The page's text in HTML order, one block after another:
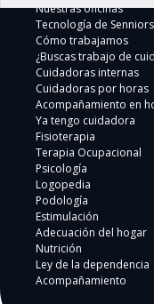
Nuestras oficinas
Tecnología de Senniors
Cómo trabajamos
¿Buscas trabajo de
Cuidadoras internas
Cuidadoras por horas
Acompañamiento en
Ya tengo cuidadora
Fisioterapia
Terapia Ocupacional
Psicología
Logopedia
Podología
Estimulación
Adecuación del hogar
Nutrición
Ley de la dependencia
Acompañamiento